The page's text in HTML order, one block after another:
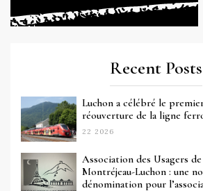
Recent Posts
Luchon a célébré le
réouverture de la ligne
22 2026
Association des Usagers
Montréjeau-Luchon : une
dénomination pour